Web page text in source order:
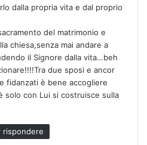
dalla propria vita e dal proprio
del matrimonio e
chiesa,senza mai andare a
il Signore dalla vita…beh
due sposi e ancor
fidanzati è bene accogliere
solo con Lui si costruisce sulla
rispondere